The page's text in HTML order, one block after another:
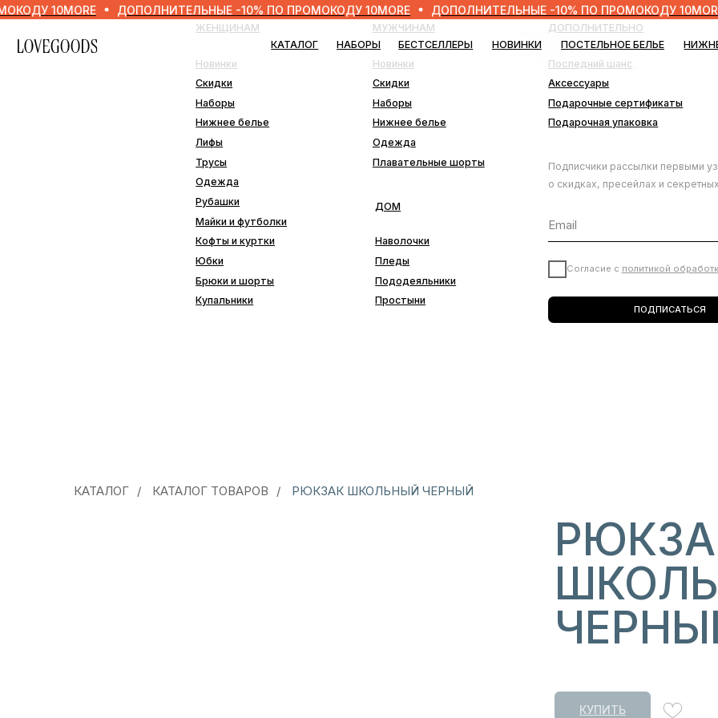
ДОПОЛНИТЕЛЬНЫЕ -10% ПО ПРОМОКОДУ 10MORE ДОПОЛНИТЕЛЬНЫЕ -10% ПО ПРОМОКОДУ 10MORE
БЕСТСЕЛЛЕРЫ НОВИНКИ ПОСТЕЛЬНОЕ БЕЛЬЕ НИЖНЕЕ БЕЛЬЕ
НАБОРЫ
КАТАЛОГ
ЖЕНЩИНАМ
Наволочки
Простыни
Наборы
Нижнее белье
Трусы
Рубашки
Одежда
Лифы
Плавательные шорты
Нижнее белье Подарочная упаковка
Подарочные сертификаты
МУЖЧИНАМ ДОПОЛНИТЕЛЬНО
Брюки и шорты
Купальники
Кофты и куртки
Майки и футболки
Согласие сполитикой обработки данных
ПОДПИСАТЬСЯ
о скидках, пресейлах и секретных дропах
КАТАЛОГ / КАТАЛОГ ТОВАРОВ / РЮКЗАК ШКОЛЬНЫЙ ЧЕРНЫЙ
КУПИТЬ